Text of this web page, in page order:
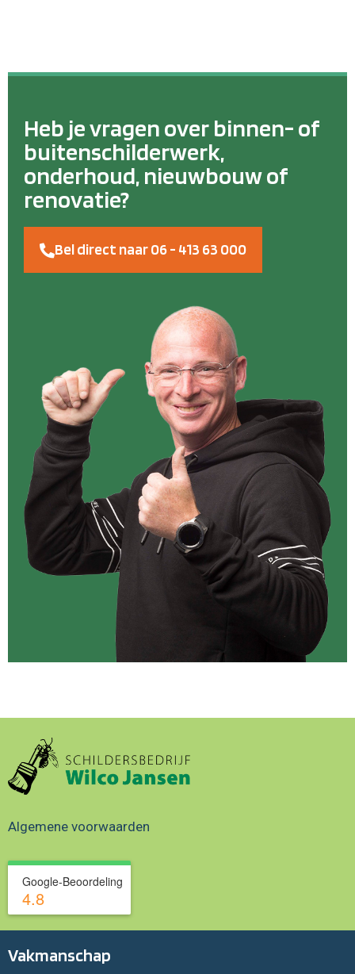
Heb je vragen over binnen- of
buitenschilderwerk,
onderhoud, nieuwbouw of
renovatie?
Bel direct naar 06 - 413 63 000
Algemene voorwaarden
Google-Beoordeling
4.8
Vakmanschap